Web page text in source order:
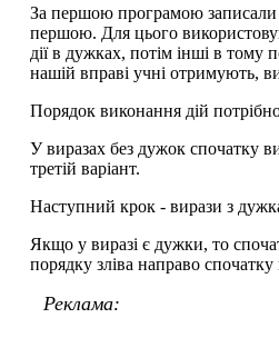
За першою програмою записали
першою. Для цього
дії в дужках, потім інші в тому
нашій вправі учні отримують,
Порядок виконання дій
У виразах без дужок спочатку
третій варіант.
Наступний крок - вирази з
Якщо у виразі є дужки, то
порядку зліва направо
Реклама: